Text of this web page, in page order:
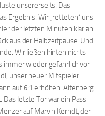
unsererseits. Das
Ergebnis. Wir „retteten“ uns
der letzten Minuten klar an.
aus der Halbzeitpause. Und
Wir ließen hinten nichts
immer wieder gefährlich vor
unser neuer Mitspieler
auf 6:1 erhöhen. Altenberg
Das letzte Tor war ein Pass
auf Marvin Kerndt, der